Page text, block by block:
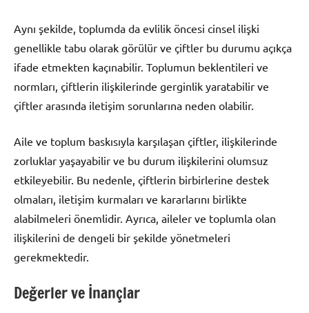
Aynı şekilde, toplumda da evlilik öncesi cinsel ilişki
genellikle tabu olarak görülür ve çiftler bu durumu açıkça
ifade etmekten kaçınabilir. Toplumun beklentileri ve
normları, çiftlerin ilişkilerinde gerginlik yaratabilir ve
çiftler arasında iletişim sorunlarına neden olabilir.
Aile ve toplum baskısıyla karşılaşan çiftler, ilişkilerinde
zorluklar yaşayabilir ve bu durum ilişkilerini olumsuz
etkileyebilir. Bu nedenle, çiftlerin birbirlerine destek
olmaları, iletişim kurmaları ve kararlarını birlikte
alabilmeleri önemlidir. Ayrıca, aileler ve toplumla olan
ilişkilerini de dengeli bir şekilde yönetmeleri
gerekmektedir.
Değerler ve İnançlar